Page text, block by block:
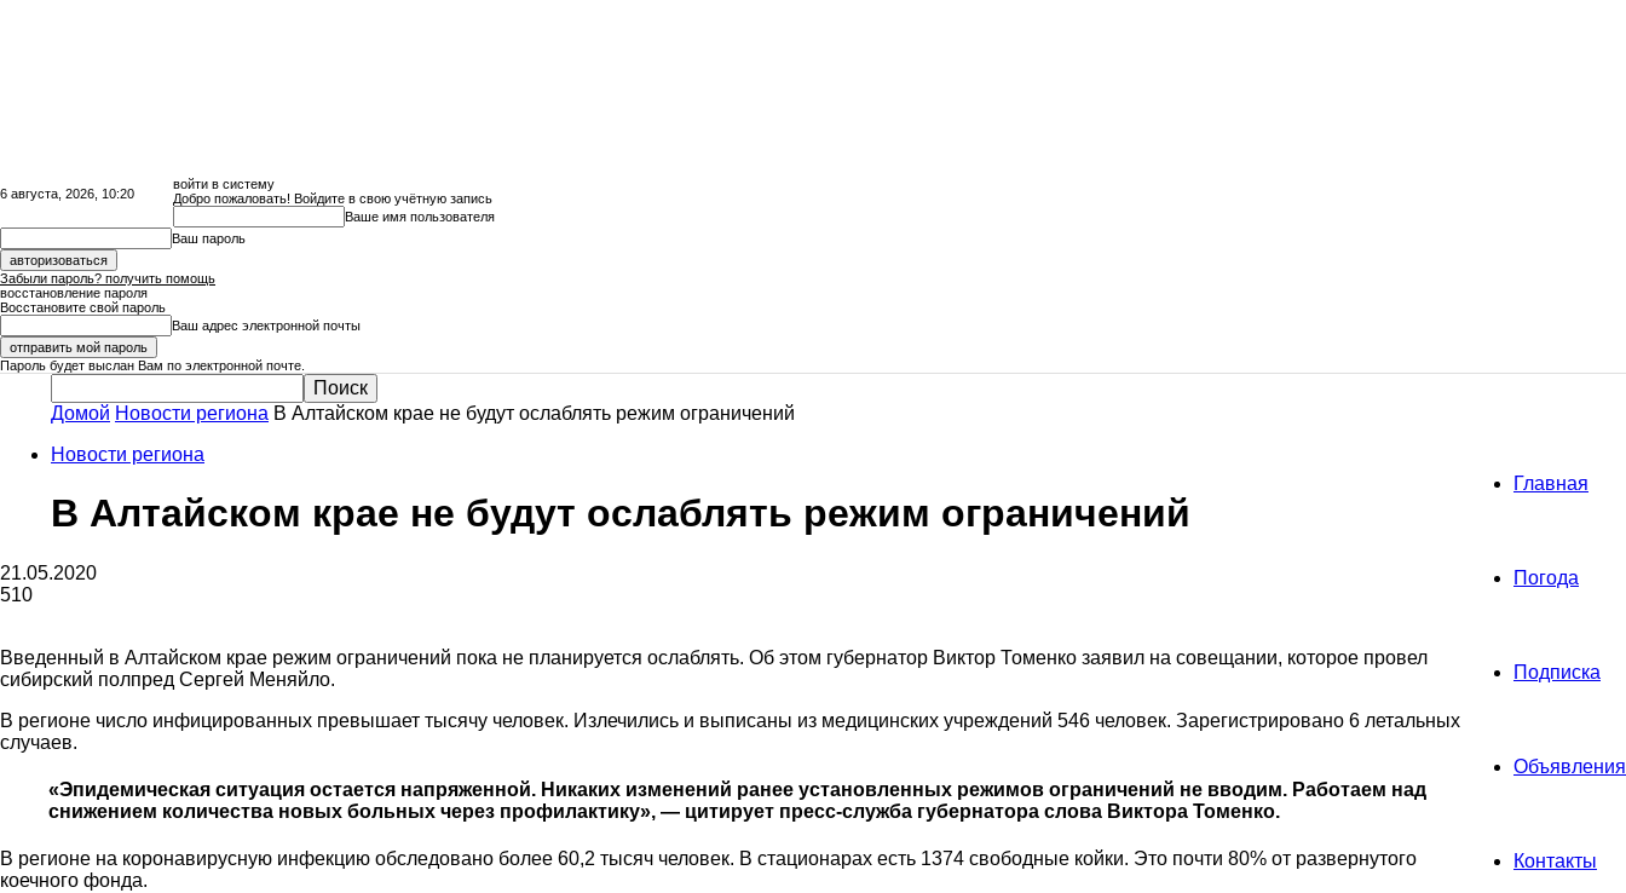
6 августа, 2026, 10:20
войти в систему
Добро пожаловать! Войдите в свою учётную запись
Ваше имя пользователя
Ваш пароль
Забыли пароль? получить помощь
восстановление пароля
Восстановите свой пароль
Ваш адрес электронной почты
Пароль будет выслан Вам по электронной почте.
газеты
«Районные
вести»
Главная
Погода
Подписка
Объявления
Контакты
Домой Новости региона В Алтайском крае не будут ослаблять режим ограничений
Новости региона
В Алтайском крае не будут ослаблять режим ограничений
21.05.2020
510
Введенный в Алтайском крае режим ограничений пока не планируется ослаблять. Об этом губернатор Виктор Томенко заявил на совещании, которое провел
сибирский полпред Сергей Меняйло.
В регионе число инфицированных превышает тысячу человек. Излечились и выписаны из медицинских учреждений 546 человек. Зарегистрировано 6 летальных
случаев.
«Эпидемическая ситуация остается напряженной. Никаких изменений ранее установленных режимов ограничений не вводим. Работаем над
снижением количества новых больных через профилактику», — цитирует пресс-служба губернатора слова Виктора Томенко.
В регионе на коронавирусную инфекцию обследовано более 60,2 тысяч человек. В стационарах есть 1374 свободные койки. Это почти 80% от развернутого
коечного фонда.